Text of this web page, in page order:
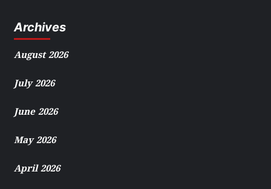
Archives
August 2026
July 2026
June 2026
May 2026
April 2026